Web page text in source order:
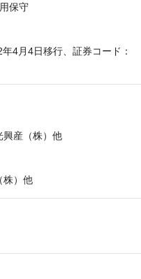
保守
4月4日移行、証券コード：
興産（株）他
株）他